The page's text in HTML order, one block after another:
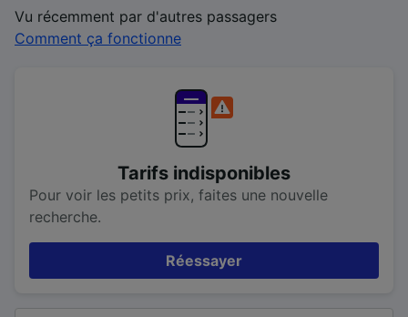
Vu récemment par d'autres passagers
Comment ça fonctionne
Tarifs indisponibles
Pour voir les petits prix, faites une nouvelle
recherche.
Réessayer